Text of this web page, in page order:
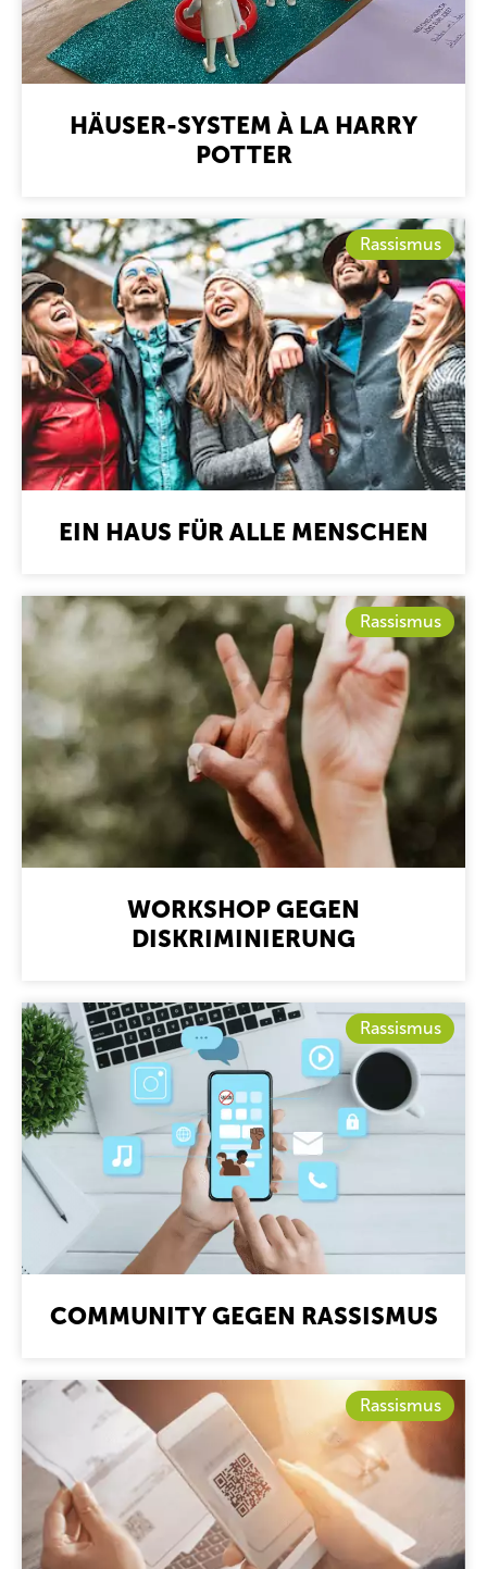
HÄUSER-SYSTEM À LA HARRY
POTTER
Rassismus
EIN HAUS FÜR ALLE MENSCHEN
Rassismus
WORKSHOP GEGEN
DISKRIMINIERUNG
Rassismus
COMMUNITY GEGEN RASSISMUS
Rassismus